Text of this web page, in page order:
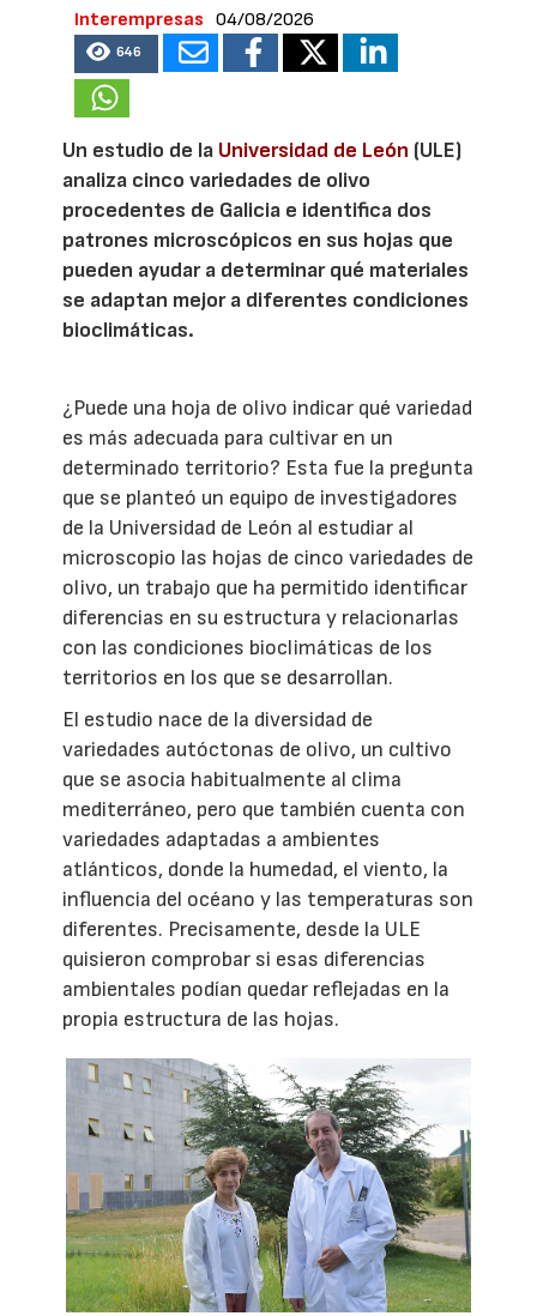
Interempresas
04/08/2026
646
Un estudio de la Universidad de León (ULE)
analiza cinco variedades de olivo
procedentes de Galicia e identifica dos
patrones microscópicos en sus hojas que
pueden ayudar a determinar qué materiales
se adaptan mejor a diferentes condiciones
bioclimáticas.
¿Puede una hoja de olivo indicar qué variedad
es más adecuada para cultivar en un
determinado territorio? Esta fue la pregunta
que se planteó un equipo de investigadores
de la Universidad de León al estudiar al
microscopio las hojas de cinco variedades de
olivo, un trabajo que ha permitido identificar
diferencias en su estructura y relacionarlas
con las condiciones bioclimáticas de los
territorios en los que se desarrollan.
El estudio nace de la diversidad de
variedades autóctonas de olivo, un cultivo
que se asocia habitualmente al clima
mediterráneo, pero que también cuenta con
variedades adaptadas a ambientes
atlánticos, donde la humedad, el viento, la
influencia del océano y las temperaturas son
diferentes. Precisamente, desde la ULE
quisieron comprobar si esas diferencias
ambientales podían quedar reflejadas en la
propia estructura de las hojas.